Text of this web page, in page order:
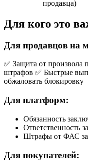
продавца)
Для кого это
Для продавцов на
✅ Защита от произвола
штрафов ✅ Быстрые
обжаловать блокировку
Для платформ:
Обязанность
Ответственность
Штрафы от ФАС за
Для покупателей: